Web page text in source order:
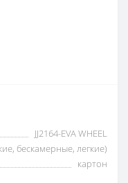
JJ2164-EVA WHEEL
бескамерные, легкие)
картон